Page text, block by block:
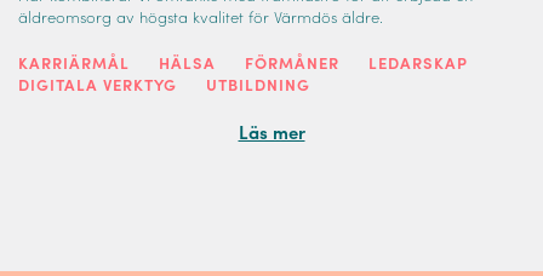
äldreomsorg av högsta kvalitet för Värmdös äldre.
KARRIÄRMÅL HÄLSA FÖRMÅNER
LEDARSKAP
DIGITALA VERKTYG
UTBILDNING
Läs mer